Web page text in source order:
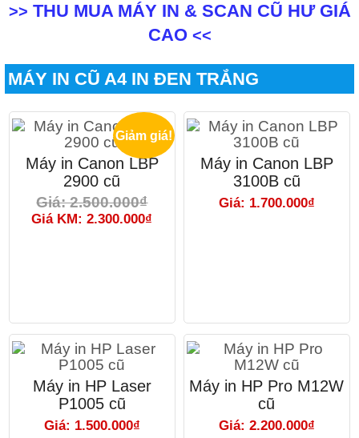
>> THU MUA MÁY IN & SCAN CŨ HƯ GIÁ
CAO<<
MÁY IN CŨ A4 IN ĐEN TRẮNG
Giảm giá!
Máy in Canon LBP
2900 cũ
Giá: 2.500.000₫
Giá KM: 2.300.000₫
Máy in Canon LBP
3100B cũ
Giá: 1.700.000₫
Máy in HP Laser
P1005 cũ
Giá: 1.500.000₫
Máy in HP Pro M12W
cũ
Giá: 2.200.000₫